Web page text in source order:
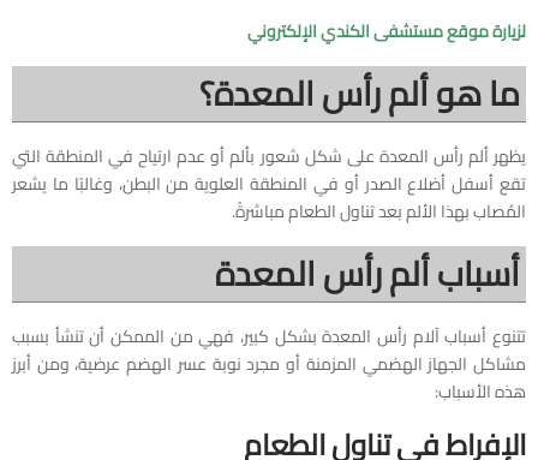
لزيارة موقع مستشفى الكندي الإلكتروني
ما هو ألم رأس المعدة؟
يظهر ألم رأس المعدة على شكل شعور بألم أو عدم ارتياح في المنطقة التي
تقع أسفل أضلاع الصدر أو في المنطقة العلوية من البطن، وغالبًا ما يشعر
المُصاب بهذا الألم بعد تناول الطعام مباشرةً.
أسباب ألم رأس المعدة
تتنوع أسباب آلام رأس المعدة بشكل كبير، فهي من الممكن أن تنشأ بسبب
مشاكل الجهاز الهضمي المزمنة أو مجرد نوبة عسر الهضم عرضية، ومن أبرز
هذه الأسباب:
الإفراط في تناول الطعام